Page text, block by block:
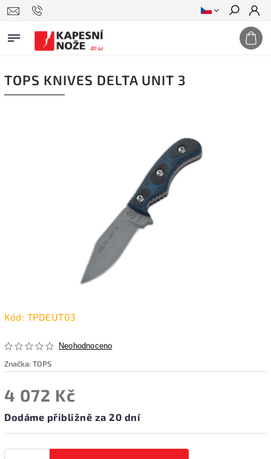
Hledat
TOPS KNIVES DELTA UNIT 3
Kód: TPDEUT03
Neohodnoceno
Značka:TOPS
4 072 Kč
Dodáme přibližně za 20 dní